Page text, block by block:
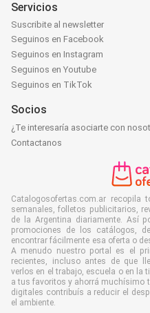
Servicios
Suscribite al newsletter
Seguinos en Facebook
Seguinos en Instagram
Seguinos en Youtube
Seguinos en TikTok
Socios
¿Te interesaría asociarte con
Contactanos
Catalogosofertas.com.ar
semanales, folletos publicitarios,
de la Argentina diariamente. Así
promociones de los catálogos,
encontrar fácilmente esa oferta o
A menudo nuestro portal es el
recientes, incluso antes de que
verlos en el trabajo, escuela o en la
a tus favoritos y ahorrá muchísimo
digitales contribuís a reducir el
el ambiente.